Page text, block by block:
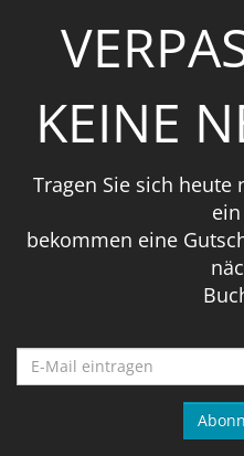
KEINE
Tragen Sie sich
bekommen eine